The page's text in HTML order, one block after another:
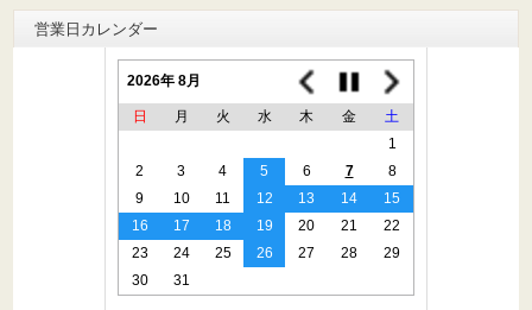
営業日カレンダー
2026年 8月
日 月 火 水 木 金
土
1
2
3 4 5 6 7
8
9
10 11 12 13 14
15
16
17 18 19 20 21
22
23
24 25 26 27 28
29
30
31